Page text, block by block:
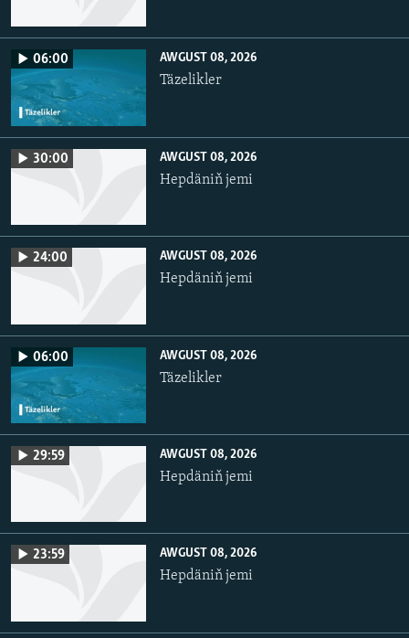
06:00 AWGUST 08, 2026
Täzelikler
30:00 AWGUST 08, 2026
Hepdäniň jemi
24:00 AWGUST 08, 2026
Hepdäniň jemi
06:00 AWGUST 08, 2026
Täzelikler
29:59 AWGUST 08, 2026
Hepdäniň jemi
23:59 AWGUST 08, 2026
Hepdäniň jemi